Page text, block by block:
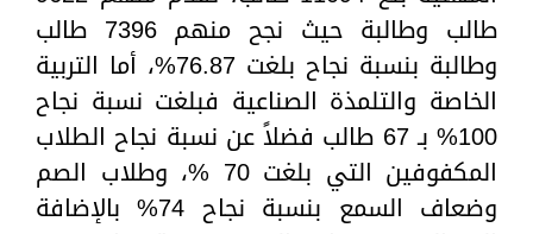
طالب وطالبة حيث نجح منهم 7396 طالب
وطالبة بنسبة نجاح بلغت 76.87%، أما التربية
الخاصة والتلمذة الصناعية فبلغت نسبة نجاح
100% بـ 67 طالب فضلاً عن نسبة نجاح الطلاب
المكفوفين التي بلغت 70 %، وطلاب الصم
وضعاف السمع بنسبة نجاح 74% بالإضافة